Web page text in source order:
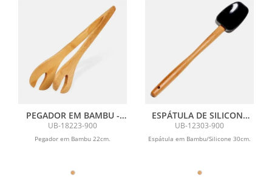
PEGADOR EM BAMBU -
UTILITY - 22 CM
UB-18223-900
Pegador em Bambu 22cm.
ESPÁTULA DE SILICONE
BAMBU UTILITY
TAMANHO 30 CM
UB-12303-900
Espátula em Bambu/Silicone 30cm.